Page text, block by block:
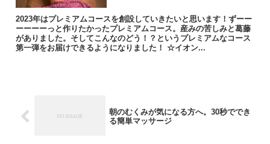
2023年はプレミアムコースを創設していきたいと思います！ずーー
ーーーーっと作りたかったプレミアムコース。産みの苦しみと葛藤
がありました。そしてこんなのどう！？というプレミアムなコース
第一弾をお届けできるようになりました！ ☆イオン...
朝のむくみが気になる方へ。30秒ででき
る簡単マッサージ